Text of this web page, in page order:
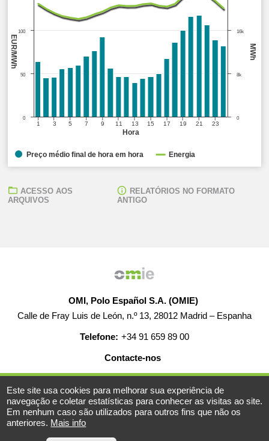
Hora
MWh
EUR/MWh
1 3 5 7 9 11 13 15 17 19 21 23
0
8k
16k
0
50
100
Preço médio final de hora em hora Energia
ACESSO AOS
ARQUIVOS
RELATÓRIOS NO FORMATO
ANTIGO
OMI, Polo Español S.A. (OMIE)
Calle de Fray Luis de León, n.º 13, 28012 Madrid – Espanha
Telefone: +34 91 659 89 00
Contacte-nos
© 2019-2026 - Todos os direitos reservados
AJUDA EMPREGO MAPA WEB AVISO LEGAL
Este site usa cookies para melhorar sua experiência de
navegação e coletar estatísticas para conhecer as visitas ao site.
Em nenhum caso são utilizados para outros fins que não os
anteriores. Mais info